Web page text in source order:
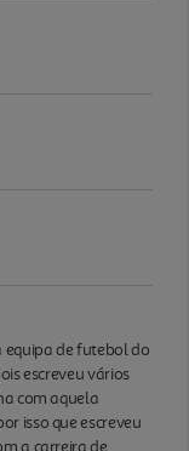
de futebol do
escreveu vários
com aquela
isso que escreveu
a carreira de